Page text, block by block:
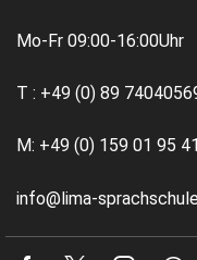
Mo-Fr 09:00-16:00Uhr
T : +49 (0) 89
M: +49 (0) 159 01 95
info@lima-